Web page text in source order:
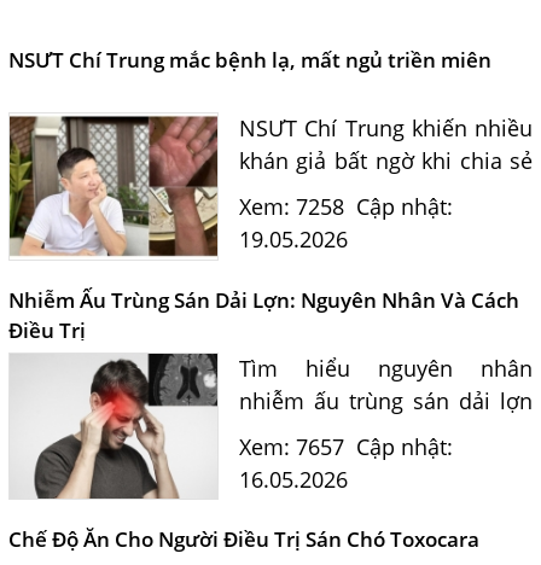
NSƯT Chí Trung mắc bệnh lạ, mất ngủ triền miên
NSƯT Chí Trung khiến nhiều
khán giả bất ngờ khi chia sẻ
về quãng thời gian hơn nửa
năm sống chung với căn
Toxocara"
Xem: 7258 Cập nhật:
19.05.2026
Nhiễm Ấu Trùng Sán Dải Lợn: Nguyên Nhân Và Cách
Điều Trị
Tìm hiểu nguyên nhân
nhiễm ấu trùng sán dải lợn
Cysticercosis IgG, dấu hiệu
nhận biết, con đường lây
trị hiệu quả theo tư vấn
Xem: 7657 Cập nhật:
16.05.2026
Chế Độ Ăn Cho Người Điều Trị Sán Chó Toxocara